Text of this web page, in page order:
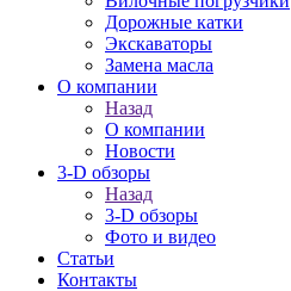
Дорожные катки
Экскаваторы
Замена масла
О компании
Назад
О компании
Новости
3-D обзоры
Назад
3-D обзоры
Фото и видео
Статьи
Контакты